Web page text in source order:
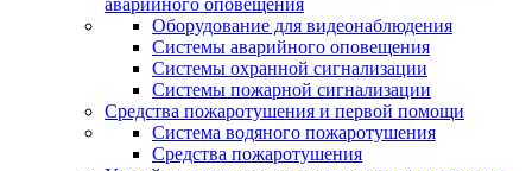
аварийного оповещения
Оборудование для видеонаблюдения
Системы аварийного оповещения
Системы охранной сигнализации
Системы пожарной сигнализации
Средства пожаротушения и первой помощи
Система водяного пожаротушения
Средства пожаротушения